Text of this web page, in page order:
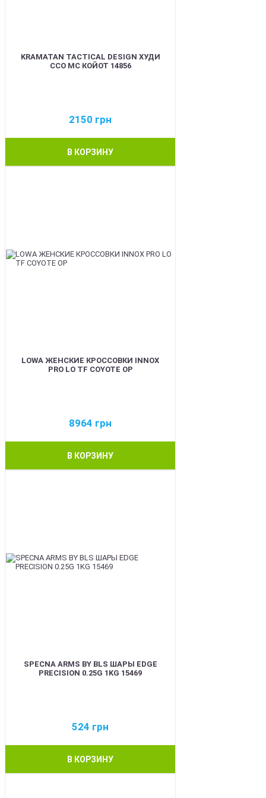
KRAMATAN TACTICAL DESIGN ХУДИ
ССО МС КОЙОТ 14856
2150 грн
В КОРЗИНУ
LOWA ЖЕНСКИЕ КРОССОВКИ INNOX
PRO LO TF COYOTE OP
8964 грн
В КОРЗИНУ
SPECNA ARMS BY BLS ШАРЫ EDGE
PRECISION 0.25G 1KG 15469
524 грн
В КОРЗИНУ